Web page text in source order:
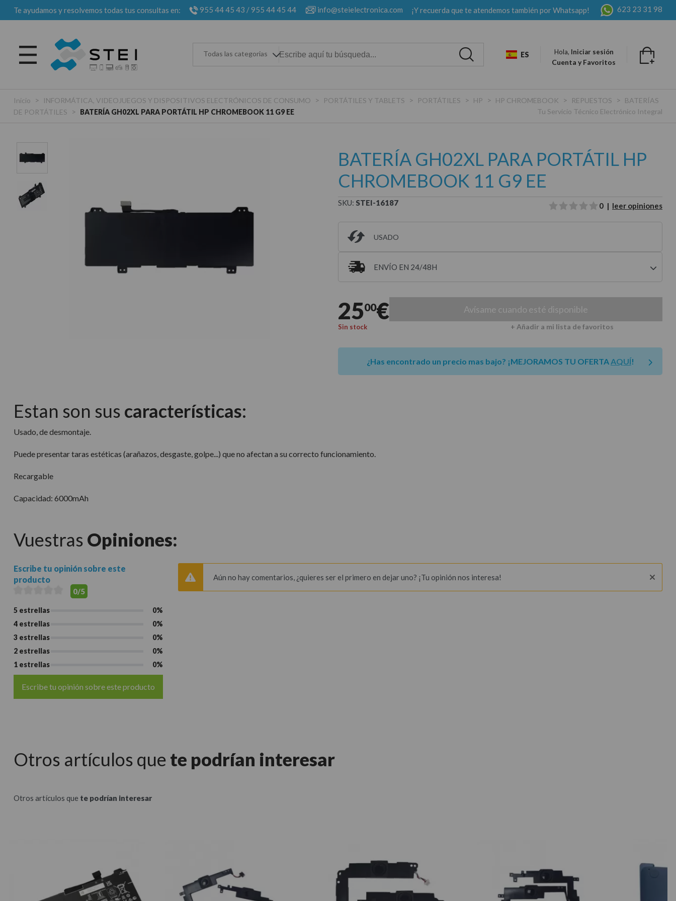
Te ayudamos y resolvemos todas tus consultas en: 955 44 45 43 /955 44 45 44 info@steielectronica.com ¡Y recuerda que te atendemos también por Whatsapp! 623 23 31 98
Todas las categorias ES Hola, Iniciar sesión
Cuenta y Favoritos
Inicio > INFORMÁTICA, VIDEOJUEGOS Y DISPOSITIVOS ELECTRÓNICOS DE CONSUMO > PORTÁTILES Y TABLETS > PORTÁTILES > HP > HP CHROMEBOOK > REPUESTOS > BATERÍAS
DE PORTÁTILES
> BATERÍA GH02XL PARA PORTÁTIL HP CHROMEBOOK 11 G9 EE Tu Servicio Técnico Electrónico Integral
BATERÍA GH02XL PARA PORTÁTIL HP
CHROMEBOOK 11 G9 EE
SKU: STEI-16187 0 | leer opiniones
USADO
ENVÍO EN 24/48H
2500€ Avísame cuando esté disponible
Sin stock + Añadir a mi lista de favoritos
¿Has encontrado un precio mas bajo? ¡MEJORAMOS TU OFERTA AQUÍ!
Estan son sus características:
Usado, de desmontaje.
Puede presentar taras estéticas (arañazos, desgaste, golpe...) que no afectan a su correcto funcionamiento.
Recargable
Capacidad: 6000mAh
Vuestras Opiniones:
Escribe tu opinión sobre este
producto
0/5
5 estrellas
0%
4 estrellas
0%
3 estrellas
0%
2 estrellas
0%
1 estrellas
0%
Escribe tu opinión sobre este producto
Aún no hay comentarios, ¿quieres ser el primero en dejar uno? ¡Tu opinión nos interesa!
Otros artículos que te podrían interesar
Otros artículos que te podrían interesar